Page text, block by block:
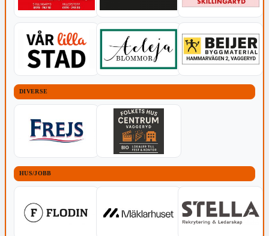
DIVERSE
HUS/JOBB